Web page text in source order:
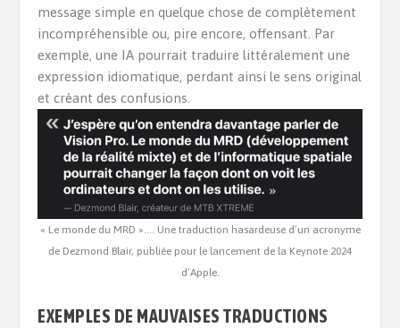
message simple en quelque chose de complètement
incompréhensible ou, pire encore, offensant. Par
exemple, une IA pourrait traduire littéralement une
expression idiomatique, perdant ainsi le sens original
et créant des confusions.
« Le monde du MRD »…. Une traduction hasardeuse d’un acronyme
de Dezmond Blair, publiée pour le lancement de la Keynote 2024
d’Apple.
EXEMPLES DE MAUVAISES TRADUCTIONS